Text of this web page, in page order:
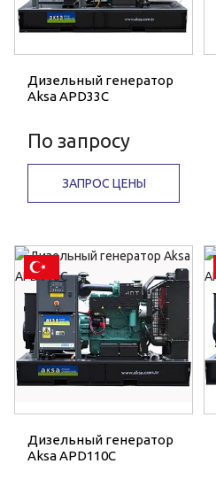
Дизельный генератор
Aksa APD33C
По запросу
ЗАПРОС ЦЕНЫ
Дизельный генератор
Aksa APD110C